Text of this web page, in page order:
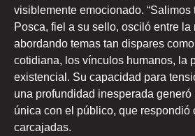
visiblemente emocionado. “Salimos
Posca, fiel a su sello, osciló entre la
abordando temas tan dispares
cotidiana, los vínculos humanos, la
existencial. Su capacidad para
una profundidad inesperada generó
única con el público, que respondió
carcajadas.